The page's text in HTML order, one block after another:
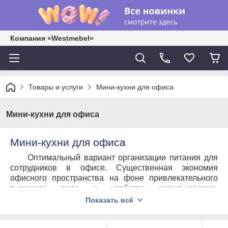
Компания «Westmebel»
Товары и услуги Мини-кухни для офиса
Мини-кухни для офиса
Мини-кухни для офиса
Оптимальный вариант организации питания для
сотрудников в офисе. Существенная экономия
офисного пространства на фоне привлекательного
внешнего вида и удобства использования.
Максимальная надёжность и долговечность по весьма
Показать всё